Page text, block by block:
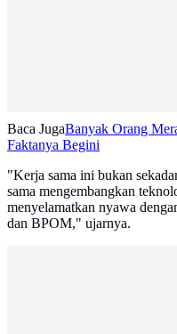
Baca JugaBanyak Orang
Faktanya Begini
"Kerja sama ini bukan
sama mengembangkan
menyelamatkan nyawa
dan BPOM," ujarnya.